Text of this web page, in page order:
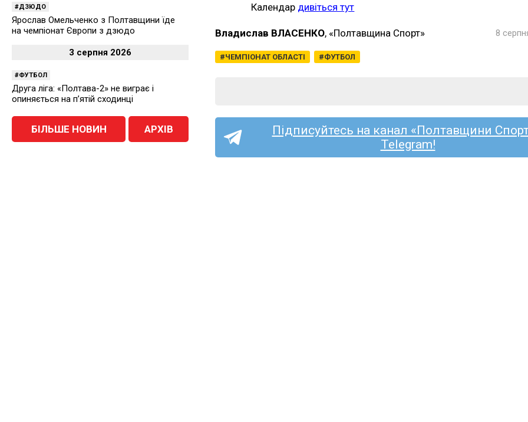
Календар дивіться тут
Владислав ВЛАСЕНКО, «Полтавщина Спорт»
ЧЕМПІОНАТ ОБЛАСТІ ФУТБОЛ
8
Підписуйтесь на канал «Полтавщини
Telegram!
ДЗЮДО
Ярослав Омельченко з Полтавщини їде
на чемпіонат Європи з дзюдо
3 серпня 2026
ФУТБОЛ
Друга ліга: «Полтава-2» не виграє і
опиняється на п’ятій сходинці
БІЛЬШЕ НОВИН АРХІВ